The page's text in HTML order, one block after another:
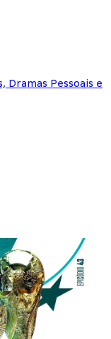
Dramas Pessoais e